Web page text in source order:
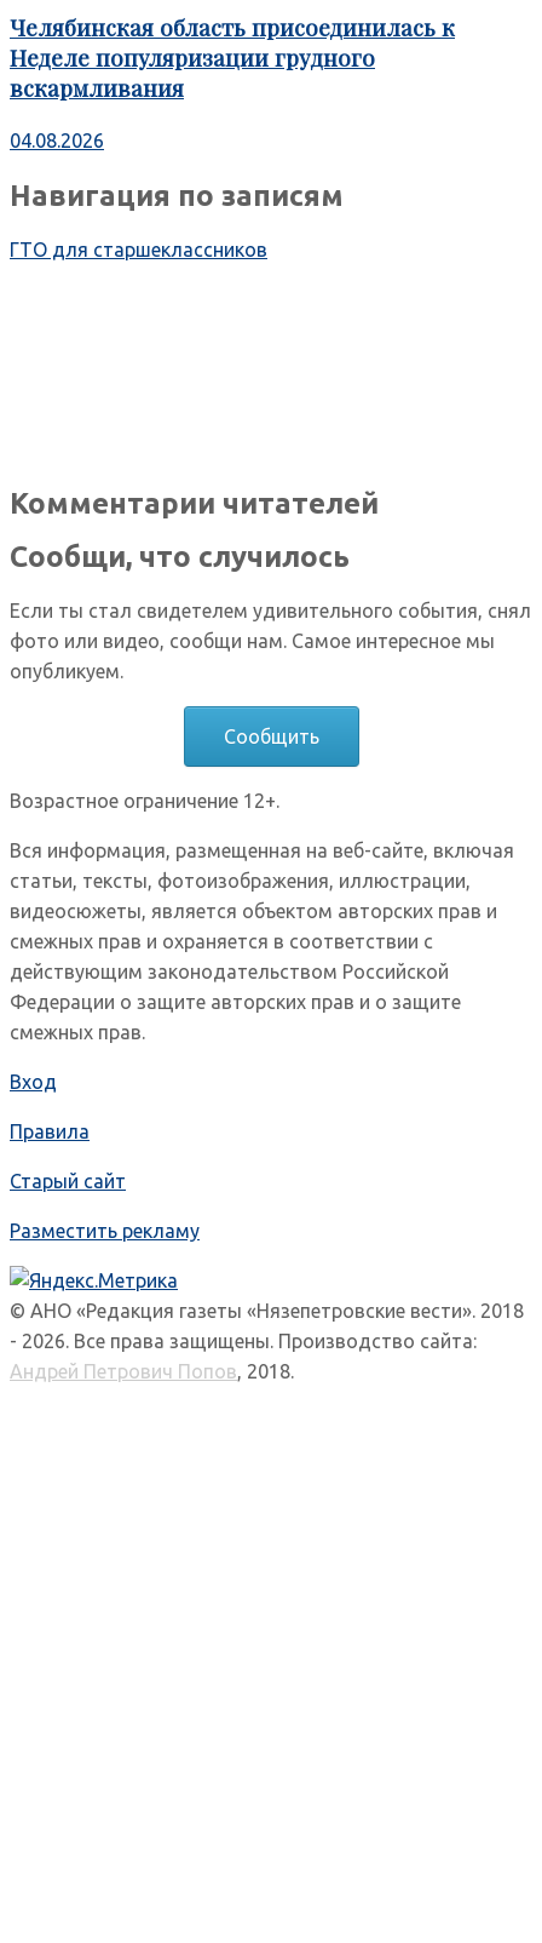
Челябинская область присоединилась к
Неделе популяризации грудного
вскармливания
04.08.2026
Навигация по записям
ГТО для старшеклассников
Комментарии читателей
Сообщи, что случилось
Если ты стал свидетелем удивительного события, снял
фото или видео, сообщи нам. Самое интересное мы
опубликуем.
Сообщить
Возрастное ограничение 12+.
Вся информация, размещенная на веб-сайте, включая
статьи, тексты, фотоизображения, иллюстрации,
видеосюжеты, является объектом авторских прав и
смежных прав и охраняется в соответствии с
действующим законодательством Российской
Федерации о защите авторских прав и о защите
смежных прав.
Вход
Правила
Старый сайт
Разместить рекламу
© АНО «Редакция газеты «Нязепетровские вести». 2018
- 2026. Все права защищены. Производство сайта:
Андрей Петрович Попов, 2018.